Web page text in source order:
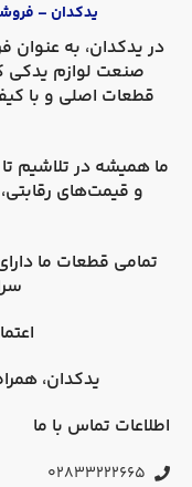
یدکدان –
در یدکدان
صنعت لوازم یدکی
قطعات اصلی و با
ما همیشه در تلاشیم
و قیمت‌های
تمامی قطعات ما
یدکدان،
اطلاعات تماس با ما
۰۲۸۳۳۲۲۲۶۶۵